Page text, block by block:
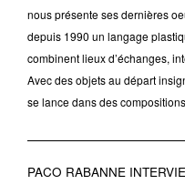
nous présente ses dernières
depuis 1990 un langage
combinent lieux d’échanges,
Avec des objets au départ
se lance dans des
PACO RABANNE